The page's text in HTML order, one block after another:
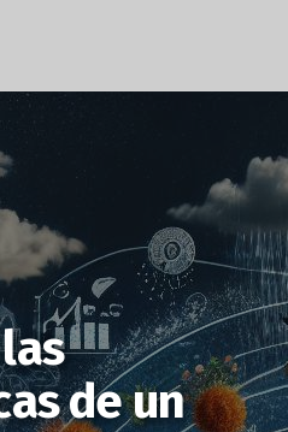
de un